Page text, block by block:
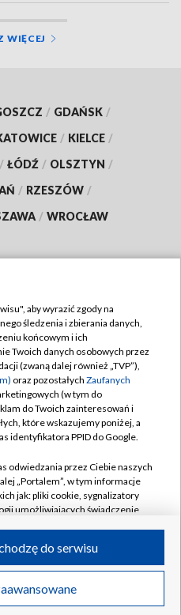
WIĘCEJ
/ GDAŃSK /
/ KIELCE /
/ ŁÓDŹ / OLSZTYN /
/ RZESZÓW /
/ WROCŁAW
TVP
zgody
S.A. w likwidacji
aby wyrazić zgody na
śledzenia i zbierania danych,
końcowym i ich
Twoich danych osobowych przez
(zwaną dalej również „TVP”),
oraz pozostałych Zaufanych
(w tym do
do Twoich zainteresowań i
które wskazujemy poniżej, a
identyfikatora PPID do Google.
odwiedzania przez Ciebie naszych
„Portalem”, w tym informacje
jak: pliki cookie, sygnalizatory
umożliwiających świadczenie
odwiedzania przez Ciebie
jak adresy IP, identyfikatory
do serwisu